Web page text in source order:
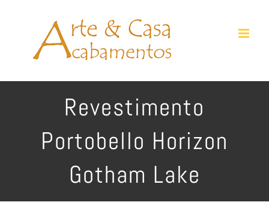
Revestimento
Portobello Horizon
Gotham Lake